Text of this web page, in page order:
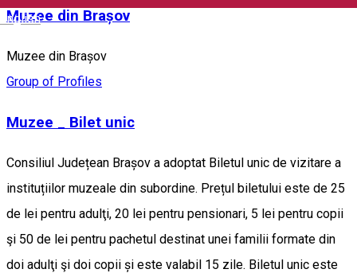
English
Muzee din Brașov
Muzee din Brașov
Group of Profiles
Muzee _ Bilet unic
Consiliul Județean Brașov a adoptat Biletul unic de vizitare a
instituțiilor muzeale din subordine. Prețul biletului este de 25
de lei pentru adulţi, 20 lei pentru pensionari, 5 lei pentru copii
şi 50 de lei pentru pachetul destinat unei familii formate din
doi adulţi şi doi copii și este valabil 15 zile. Biletul unic este